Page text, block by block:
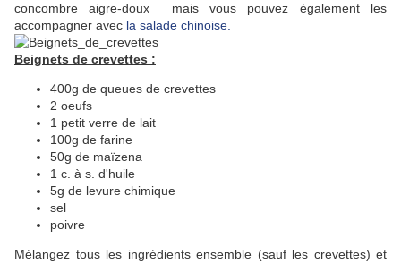
concombre aigre-doux mais vous pouvez également les
accompagner avec la salade chinoise.
Beignets de crevettes :
400g de queues de crevettes
2 oeufs
1 petit verre de lait
100g de farine
50g de maïzena
1 c. à s. d'huile
5g de levure chimique
sel
poivre
Mélangez tous les ingrédients ensemble (sauf les crevettes) et